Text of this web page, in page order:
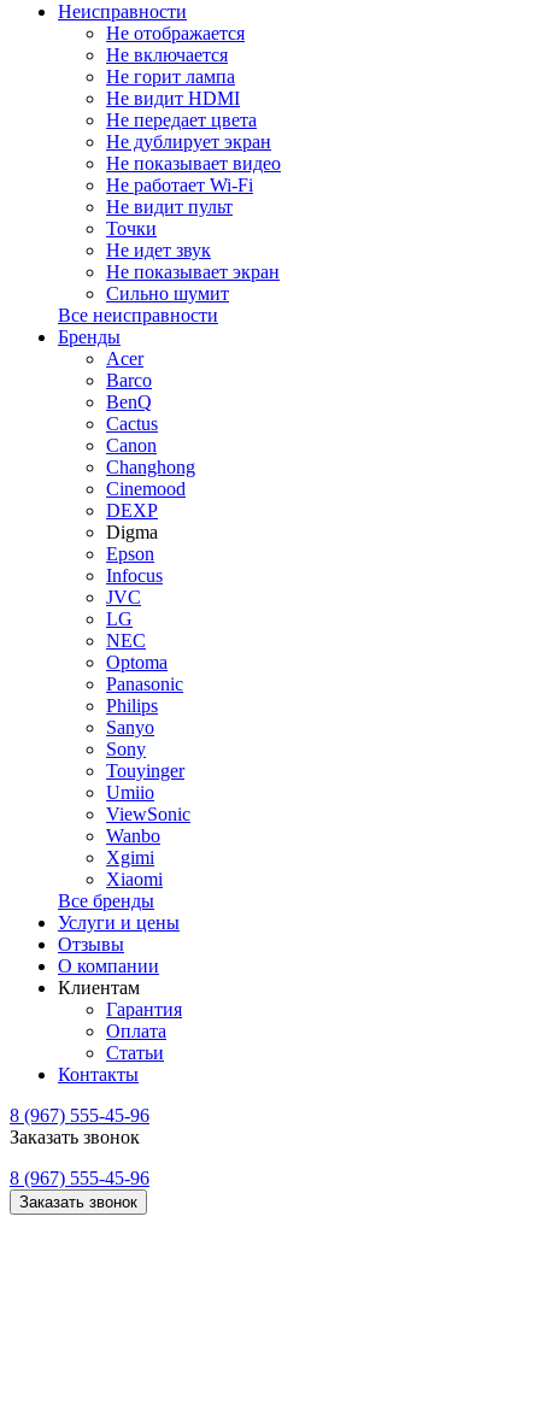
Неисправности
Не отображается
Не включается
Не горит лампа
Не видит HDMI
Не передает цвета
Не дублирует экран
Не показывает видео
Не работает Wi-Fi
Не видит пульт
Точки
Не идет звук
Не показывает экран
Сильно шумит
Все неисправности
Бренды
Acer
Barco
BenQ
Cactus
Canon
Changhong
Cinemood
DEXP
Digma
Epson
Infocus
JVC
LG
NEC
Optoma
Panasonic
Philips
Sanyo
Sony
Touyinger
Umiio
ViewSonic
Wanbo
Xgimi
Xiaomi
Все бренды
Услуги и цены
Отзывы
О компании
Клиентам
Гарантия
Оплата
Статьи
Контакты
8 (967) 555-45-96
Заказать звонок
8 (967) 555-45-96
Заказать звонок